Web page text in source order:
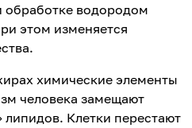
обработке водородом
этом изменяется
химические элементы
человека замещают
Клетки перестают